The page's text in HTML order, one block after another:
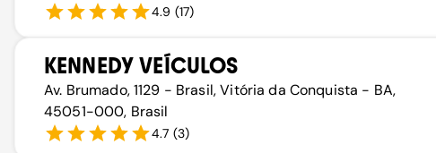
4.9 (17)
KENNEDY VEÍCULOS
Av. Brumado, 1129 - Brasil, Vitória da Conquista - BA,
45051-000, Brasil
4.7 (3)